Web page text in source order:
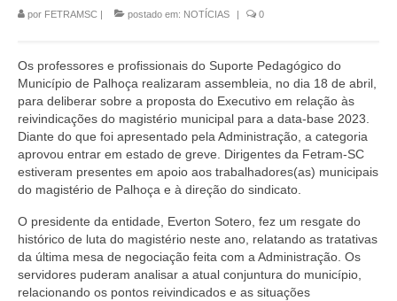
por FETRAMSC | postado em: NOTÍCIAS | 0
Os professores e profissionais do Suporte Pedagógico do
Município de Palhoça realizaram assembleia, no dia 18 de abril,
para deliberar sobre a proposta do Executivo em relação às
reivindicações do magistério municipal para a data-base 2023.
Diante do que foi apresentado pela Administração, a categoria
aprovou entrar em estado de greve. Dirigentes da Fetram-SC
estiveram presentes em apoio aos trabalhadores(as) municipais
do magistério de Palhoça e à direção do sindicato.
O presidente da entidade, Everton Sotero, fez um resgate do
histórico de luta do magistério neste ano, relatando as tratativas
da última mesa de negociação feita com a Administração. Os
servidores puderam analisar a atual conjuntura do município,
relacionando os pontos reivindicados e as situações